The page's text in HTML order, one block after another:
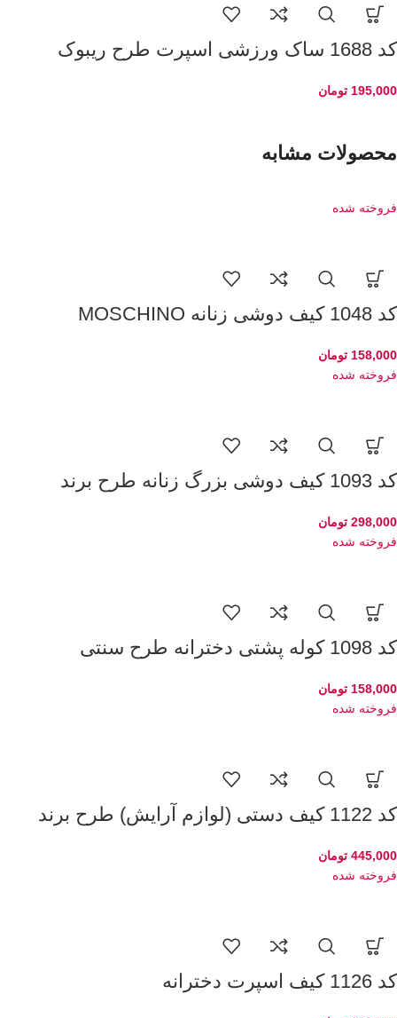
کد 1688 ساک ورزشی اسپرت طرح ریبوک
195,000 تومان
محصولات مشابه
فروخته شده
کد 1048 کیف دوشی زنانه MOSCHINO
158,000 تومان
فروخته شده
کد 1093 کیف دوشی بزرگ زنانه طرح برند
298,000 تومان
فروخته شده
کد 1098 کوله پشتی دخترانه طرح سنتی
158,000 تومان
فروخته شده
کد 1122 کیف دستی (لوازم آرایش) طرح برند
445,000 تومان
فروخته شده
کد 1126 کیف اسپرت دخترانه